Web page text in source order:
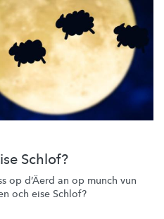
Schlof?
op d’Äerd an op munch vun
och eise Schlof?